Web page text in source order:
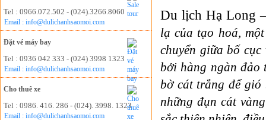
Tel : 0966.072.502 - (024).3266.8060
Email : info@dulichanhsaomoi.com
Đặt vé máy bay
Tel : 0936 042 333 - (024) 3998 1323
Email : info@dulichanhsaomoi.com
Cho thuê xe
Tel : 0986. 416. 286 - (024). 3998. 1323
Email : info@dulichanhsaomoi.com
Du lịch Hạ Long
lạ của tạo hoá,
chuyển giữa bố
bởi hàng ngàn đảo
bờ cát trắng để
những đụn cát